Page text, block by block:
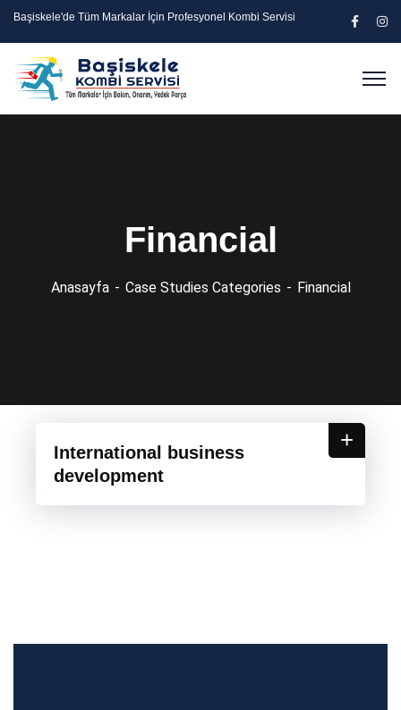
Başiskele'de Tüm Markalar İçin Profesyonel Kombi Servisi
Financial
Anasayfa Case Studies Categories Financial
International business
development
+